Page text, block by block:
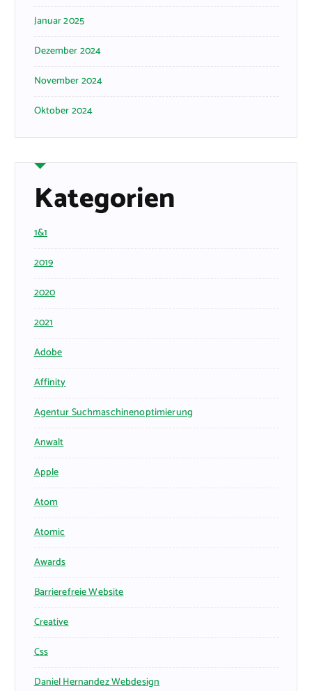
Januar 2025
Dezember 2024
November 2024
Oktober 2024
Kategorien
1&1
2019
2020
2021
Adobe
Affinity
Agentur Suchmaschinenoptimierung
Anwalt
Apple
Atom
Atomic
Awards
Barrierefreie Website
Creative
Css
Daniel Hernandez Webdesign